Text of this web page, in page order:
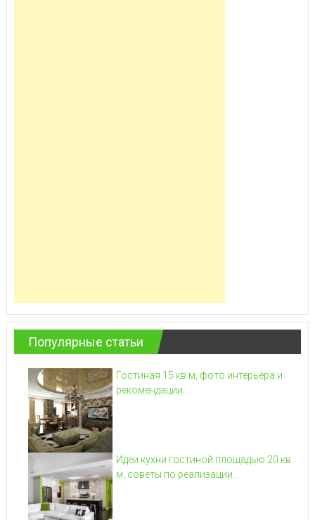
Популярные статьи
Гостиная 15 кв м, фото интерьера и
рекомендации...
Идеи кухни гостиной площадью 20 кв
м, советы по реализации...